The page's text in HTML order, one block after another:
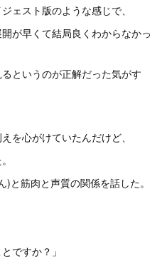
ェスト版のような感じで、
が早くて結局良くわからなかっ
というのが正解だった気がす
を心がけていたんだけど、
と筋肉と声質の関係を話した。
ですか？」